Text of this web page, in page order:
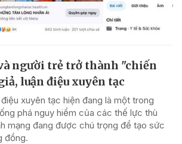
người trẻ trở thành "chiến
luận điệu xuyên tạc
xuyên tạc hiện đang là một trong
phá nguy hiểm của các thế lực thù
mạng đang được chú trọng để tạo sức
đồng.